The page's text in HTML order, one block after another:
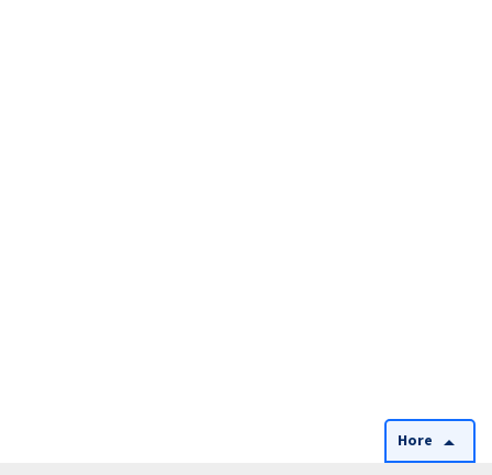
Hore arrow_drop_up